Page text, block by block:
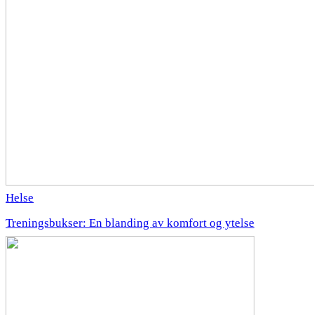
Helse
Treningsbukser: En blanding av komfort og ytelse